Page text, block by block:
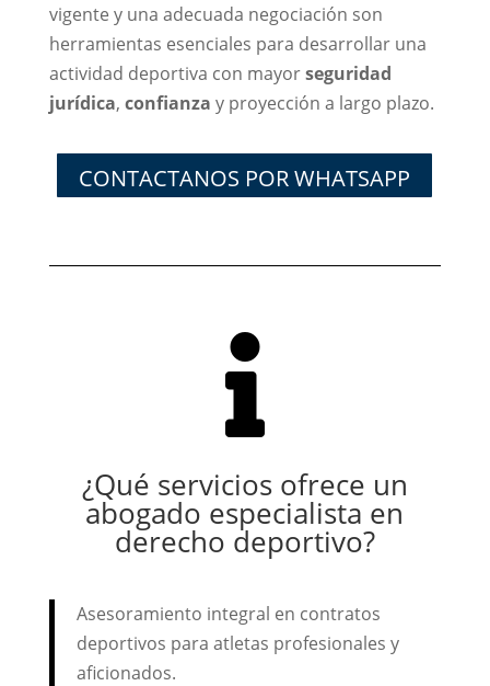
vigente y una adecuada negociación son
herramientas esenciales para desarrollar una
actividad deportiva con mayorseguridad
jurídica, confianza y proyección a largo plazo.
CONTACTANOS POR WHATSAPP

¿Qué servicios ofrece un
abogado especialista en
derecho deportivo?
Asesoramiento integral en contratos
deportivos para atletas profesionales y
aficionados.